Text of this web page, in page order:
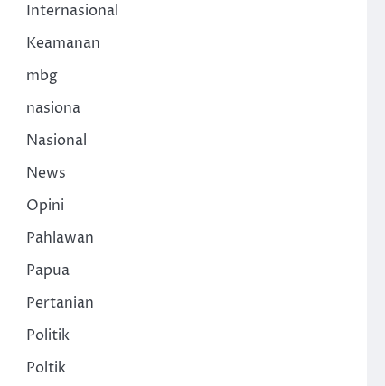
Internasional
Keamanan
mbg
nasiona
Nasional
News
Opini
Pahlawan
Papua
Pertanian
Politik
Poltik